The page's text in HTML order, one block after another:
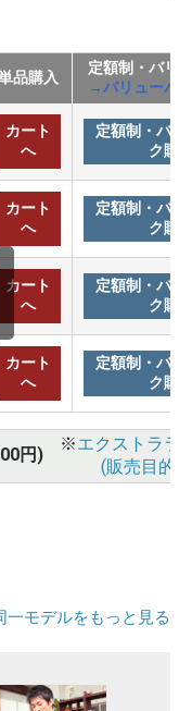
品購入
定額制・バリ
→バリューパ
カート
へ
定額制・バリ
ク購
カート
へ
定額制・バリ
ク購
カート
へ
定額制・バリ
ク購
カート
へ
定額制・バリ
ク購
円)
※エクストララ
(販売目的
一モデルをもっと見る